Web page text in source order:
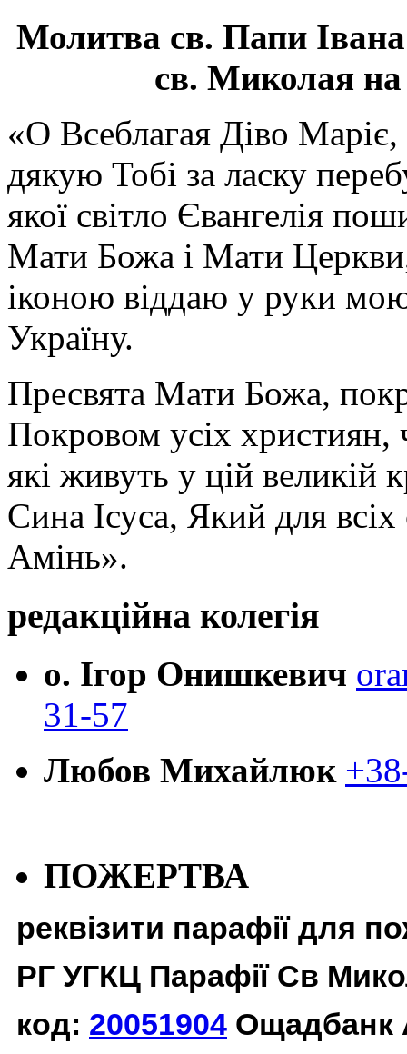
Молитва св. Папи
св. Миколая на
«О Всеблагая Діво
дякую Тобі за ласку
якої світло Євангелія
Мати Божа і Мати
іконою віддаю у руки
Україну.
Пресвята Мати Божа,
Покровом усіх християн,
які живуть у цій великій
Сина Ісуса, Який для
Амінь».
редакційна колегія
о. Ігор Онишкевич
31-57
Любов Михайлюк
ПОЖЕРТВА
реквізити парафії для
РГ УГКЦ Парафії Св
код: 20051904 Ощадбанк